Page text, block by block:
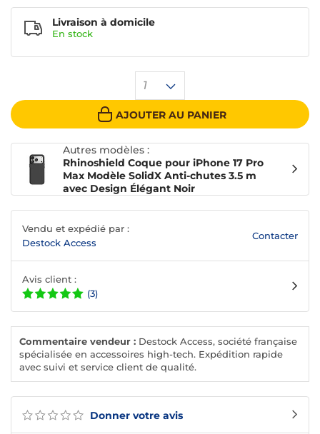
Donner votre avis
1
AJOUTER AU PANIER
Livraison à domicile
En stock
Autres modèles :
Rhinoshield Coque pour iPhone 17 Pro
Max Modèle SolidX Anti-chutes 3.5 m
avec Design Élégant Noir
Vendu et expédié par :
Destock Access
Contacter
Avis client :
(3)
Commentaire vendeur : Destock Access, société française
spécialisée en accessoires high-tech. Expédition rapide
avec suivi et service client de qualité.